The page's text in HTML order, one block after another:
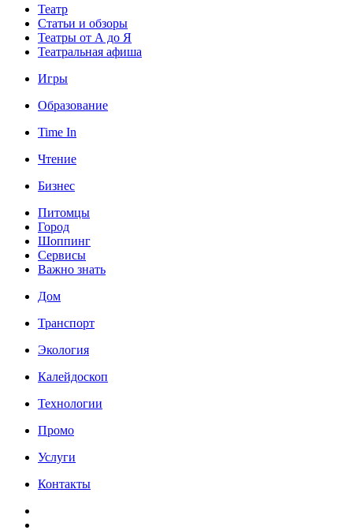
Театр
Статьи и обзоры
Театры от А до Я
Театральная афиша
Игры
Образование
Time In
Чтение
Бизнес
Питомцы
Город
Шоппинг
Сервисы
Важно знать
Дом
Транспорт
Экология
Калейдоскоп
Технологии
Промо
Услуги
Контакты